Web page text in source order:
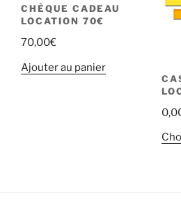
CHÈQUE CADEAU
LOCATION 70€
70,00€
Ajouter au panier